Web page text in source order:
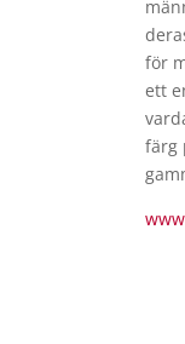
för
ett
färg